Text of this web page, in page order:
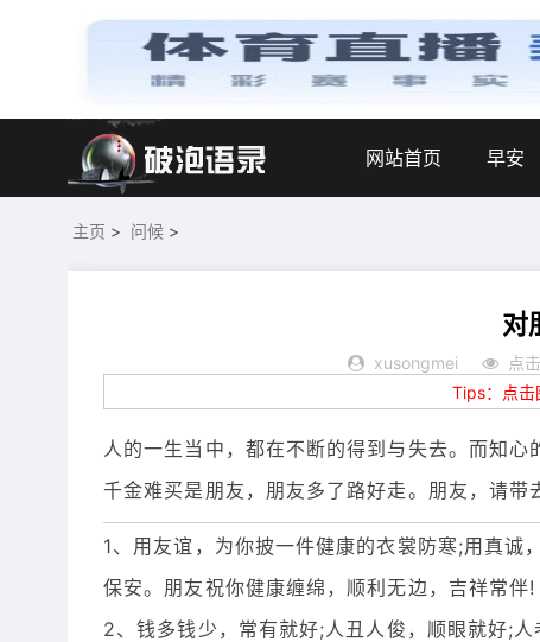
网站首页 早安
主页 > 问候 >
对
xusongmei 点
Tips：点击
人的一生当中，都在不断的得到与失去。而知心
千金难买是朋友，朋友多了路好走。朋友，请带
1、用友谊，为你披一件健康的衣裳防寒;用真诚
保安。朋友祝你健康缠绵，顺利无边，吉祥常伴!
2、钱多钱少，常有就好;人丑人俊，顺眼就好;